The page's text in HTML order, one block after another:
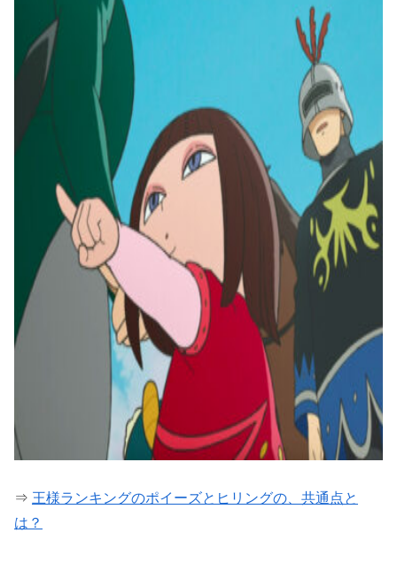
⇒ 王様ランキングのポイーズとヒリングの、共通点と
は？